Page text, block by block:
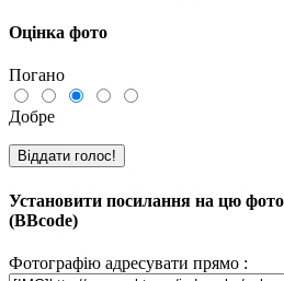
Оцінка фото
Погано
Добре
Установити посилання на цю
(BBcode)
Фотографію адресувати прямо :